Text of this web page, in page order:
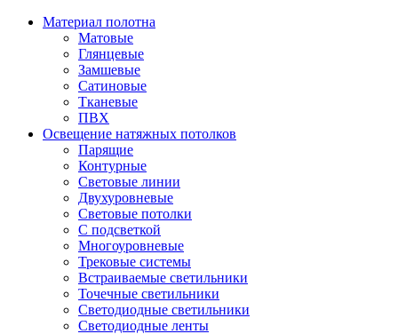
Материал полотна
Матовые
Глянцевые
Замшевые
Сатиновые
Тканевые
ПВХ
Освещение натяжных потолков
Парящие
Контурные
Световые линии
Двухуровневые
Световые потолки
С подсветкой
Многоуровневые
Трековые системы
Встраиваемые светильники
Точечные светильники
Светодиодные светильники
Светодиодные ленты